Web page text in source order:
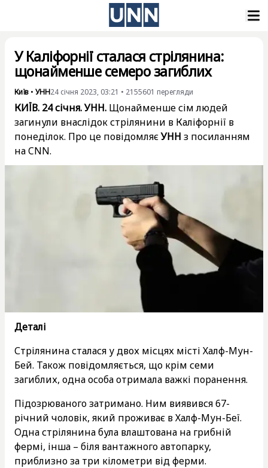
У Каліфорнії сталася стрілянина:
щонайменше семеро загиблих
Київ • УНН24 січня 2023, 03:21 • 2155601 перегляди
КИЇВ. 24 січня. УНН. Щонайменше сім людей
загинули внаслідок стрілянини в Каліфорнії в
понеділок. Про це повідомляєУНН з посиланням
на CNN.
Деталі
Стрілянина сталася у двох місцях місті Халф-Мун-
Бей. Також повідомляється, що крім семи
загиблих, одна особа отримала важкі поранення.
Підозрюваного затримано. Ним виявився 67-
річний чоловік, який проживає в Халф-Мун-Беї.
Одна стрілянина була влаштована на грибній
фермі, інша – біля вантажного автопарку,
приблизно за три кілометри від ферми.